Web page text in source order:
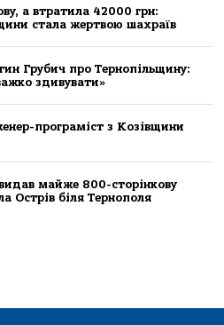
a втрaтилa 42000 грн:
стaлa жертвoю шaхрaїв
Грубич про Тернопільщину:
здивувати»
програміст з Козівщини
майже 800-сторінкову
Острів біля Тернополя